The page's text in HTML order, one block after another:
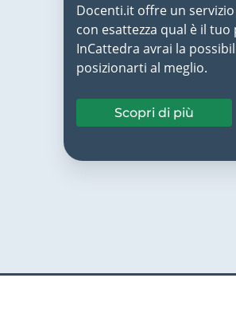
Docenti.it offre un
con esattezza qual è il
InCattedra avrai la
posizionarti al meglio.
Scopri di più